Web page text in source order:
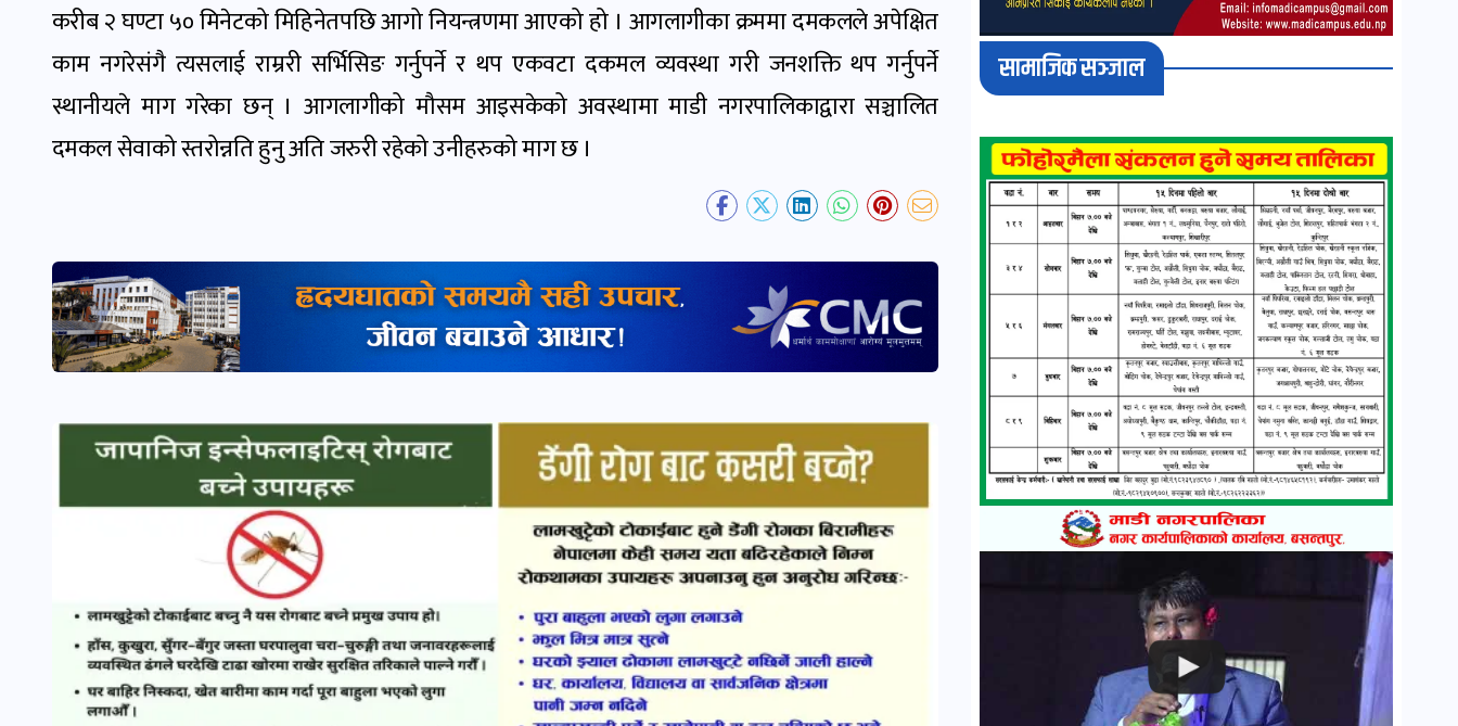
करीब २ घण्टा ५० मिनेटको मिहिनेतपछि आगो नियन्त्रणमा आएको हो । आगलागीका क्रममा दमकलले अपेक्षित
काम नगरेसंगै त्यसलाई राम्ररी सर्भिसिङ गर्नुपर्ने र थप एकवटा दकमल व्यवस्था गरी जनशक्ति थप गर्नुपर्ने
स्थानीयले माग गरेका छन् । आगलागीको मौसम आइसकेको अवस्थामा माडी नगरपालिकाद्वारा सञ्चालित
दमकल सेवाको स्तरोन्नति हुनु अति जरुरी रहेको उनीहरुको माग छ ।
सामाजिक सञ्जाल